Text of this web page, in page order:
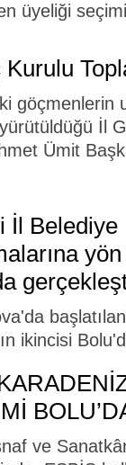
üyeliği
göçmenlerin
yürütüldüğü İl
Ümit
İl Belediye
ikincisi
ve